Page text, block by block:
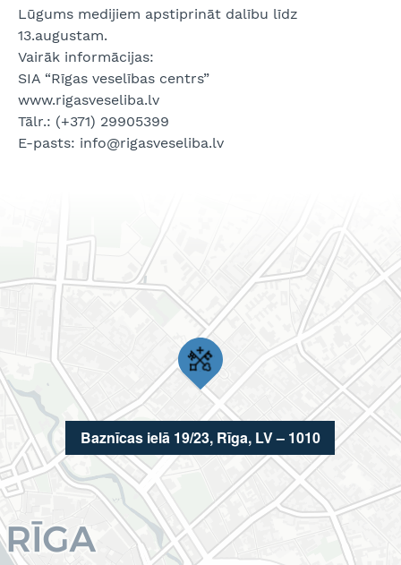
Lūgums medijiem apstiprināt dalību līdz
13.augustam.
Vairāk informācijas:
SIA “Rīgas veselības centrs”
www.rigasveseliba.lv
Tālr.: (+371) 29905399
E-pasts: info@rigasveseliba.lv
Baznīcas ielā 19/23, Rīga, LV – 1010